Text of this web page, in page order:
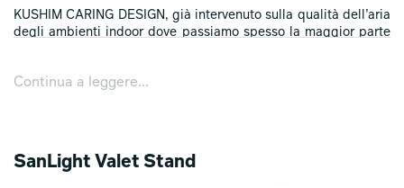
KUSHIM CARING DESIGN, già intervenuto sulla qualità dell’aria
degli ambienti indoor dove passiamo spesso la maggior parte
solari - presenta in occasione di Fuorisalone Settembre 2021
l’illuminazione d’ambiente e contemporaneamente di sanificare
l’aria con la tecnologia Kushim.
Continua a leggere...
SanLight Valet Stand